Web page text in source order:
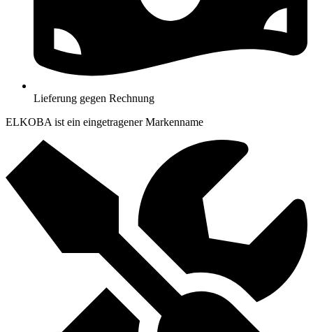
Lieferung gegen Rechnung
ELKOBA ist ein eingetragener Markenname